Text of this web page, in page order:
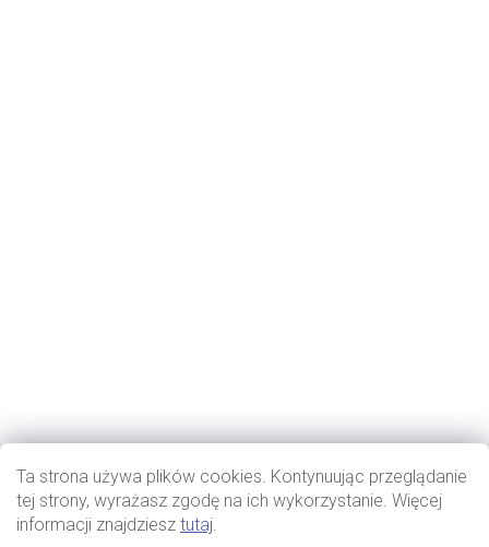
Ta strona używa plików cookies. Kontynuując przeglądanie
tej strony, wyrażasz zgodę na ich wykorzystanie. Więcej
informacji znajdziesz tutaj.